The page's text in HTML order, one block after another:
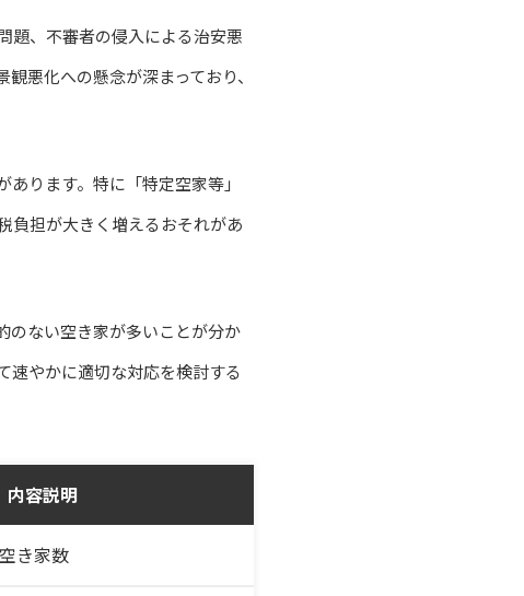
題、不審者の侵入による治安悪
悪化への懸念が深まっており、
ります。特に「特定空家等」
負担が大きく増えるおそれがあ
のない空き家が多いことが分か
速やかに適切な対応を検討する
内容説明
き家数